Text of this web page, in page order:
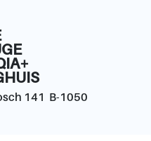
141 B-1050